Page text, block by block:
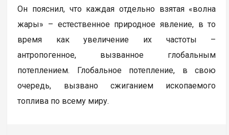
Он пояснил, что каждая отдельно взятая «волна
жары» – естественное природное явление, в то
время как увеличение их частоты –
антропогенное, вызванное глобальным
потеплением. Глобальное потепление, в свою
очередь, вызвано сжиганием ископаемого
топлива по всему миру.